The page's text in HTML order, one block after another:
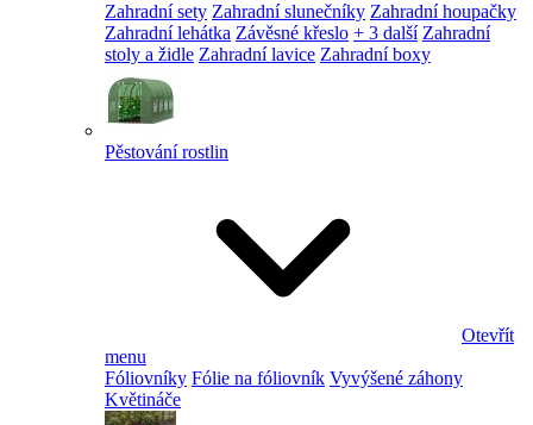
Zahradní sety Zahradní slunečníky Zahradní houpačky
Zahradní lehátka Závěsné křeslo + 3 další Zahradní
stoly a židle Zahradní lavice Zahradní boxy
Pěstování rostlin
Otevřít
menu
Fóliovníky Fólie na fóliovník Vyvýšené záhony
Květináče